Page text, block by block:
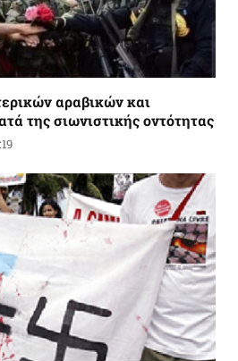
αραβικών και
της σιωνιστικής οντότητας